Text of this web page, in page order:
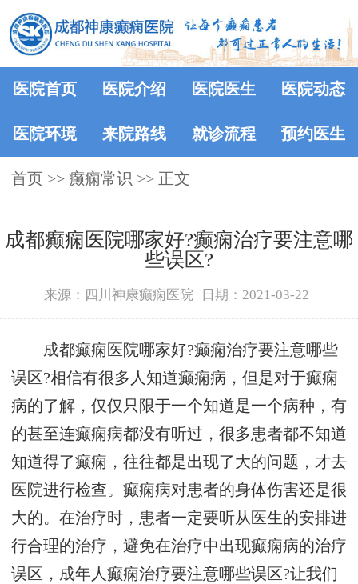
医院首页 医院介绍 医院医生 医院动态
医院环境 来院路线 就诊流程 预约医生
首页 >> 癫痫常识 >> 正文
成都癫痫医院哪家好?癫痫治疗要注意哪
些误区?
来源：四川神康癫痫医院 日期：2021-03-22
成都癫痫医院哪家好?癫痫治疗要注意哪些
误区?相信有很多人知道癫痫病，但是对于癫痫
病的了解，仅仅只限于一个知道是一个病种，有
的甚至连癫痫病都没有听过，很多患者都不知道
知道得了癫痫，往往都是出现了大的问题，才去
医院进行检查。癫痫病对患者的身体伤害还是很
大的。在治疗时，患者一定要听从医生的安排进
行合理的治疗，避免在治疗中出现癫痫病的治疗
误区，成年人癫痫治疗要注意哪些误区?让我们